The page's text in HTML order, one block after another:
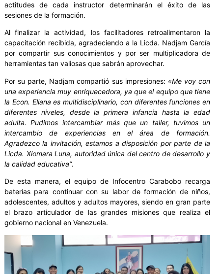
actitudes de cada instructor determinarán el éxito de las
sesiones de la formación.
Al finalizar la actividad, los facilitadores retroalimentaron la
capacitación recibida, agradeciendo a la Licda. Nadjam García
por compartir sus conocimientos y por ser multiplicadora de
herramientas tan valiosas que sabrán aprovechar.
Por su parte, Nadjam compartió sus impresiones: «Me voy con
una experiencia muy enriquecedora, ya que el equipo que tiene
la Econ. Eliana es multidisciplinario, con diferentes funciones en
diferentes niveles, desde la primera infancia hasta la edad
adulta. Pudimos intercambiar más que un taller, tuvimos un
intercambio de experiencias en el área de formación.
Agradezco la invitación, estamos a disposición por parte de la
Licda. Xiomara Luna, autoridad única del centro de desarrollo y
la calidad educativa”.
De esta manera, el equipo de Infocentro Carabobo recarga
baterías para continuar con su labor de formación de niños,
adolescentes, adultos y adultos mayores, siendo en gran parte
el brazo articulador de las grandes misiones que realiza el
gobierno nacional en Venezuela.